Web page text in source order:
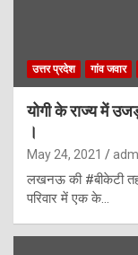
उत्तर प्रदेश गांव जवार
योगी के राज्य में
।
May 24, 2021
लखनऊ की #बीकेटी
परिवार में एक के…